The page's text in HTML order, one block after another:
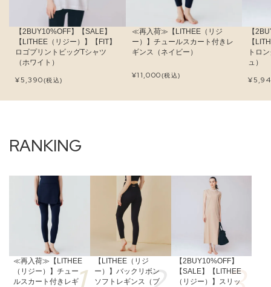
【2BUY10%OFF】【SALE】
【LITHEE（リジー）】【FIT】
ロゴプリントビッグTシャツ
（ホワイト）
¥5,390(税込)
≪再入荷≫【LITHEE（リジ
ー）】チュールスカート付きレ
ギンス（ネイビー）
¥11,000(税込)
【
【
トロ
ュ）
¥
≪再入荷≫【LITHEE
（リジー）】チュー
ルスカート付きレギ
【LITHEE（リジ
ー）】バックリボン
ソフトレギンス（ブ
【2BUY10%OFF】
【SALE】【LITHEE
（リジー）】スリッ